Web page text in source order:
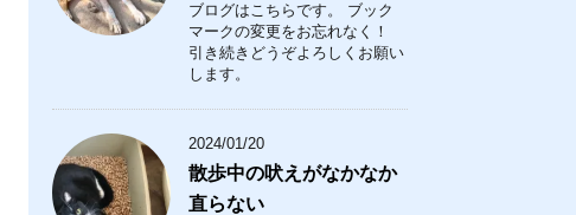
ブログはこちらです。 ブック
マークの変更をお忘れなく！
引き続きどうぞよろしくお願い
します。
2024/01/20
散歩中の吠えがなかなか
直らない